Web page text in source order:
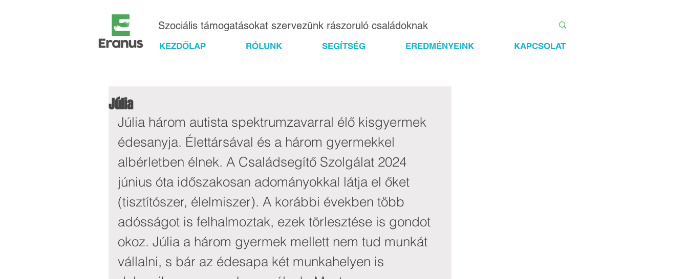
Szociális támogatásokat szervezünk rászoruló családoknak
KEZDŐLAP RÓLUNK SEGÍTSÉG EREDMÉNYEINK KAPCSOLAT
Júlia
Júlia három autista spektrumzavarral élő kisgyermek
édesanyja. Élettársával és a három gyermekkel
albérletben élnek. A Családsegítő Szolgálat 2024
június óta időszakosan adományokkal látja el őket
(tisztítószer, élelmiszer). A korábbi években több
adósságot is felhalmoztak, ezek törlesztése is gondot
okoz. Júlia a három gyermek mellett nem tud munkát
vállalni, s bár az édesapa két munkahelyen is